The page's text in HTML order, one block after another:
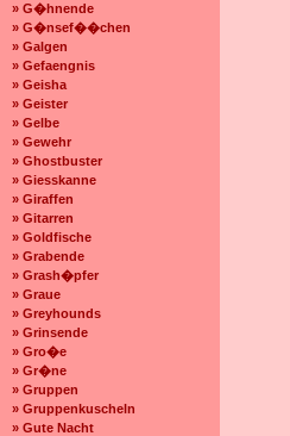
» G�hnende
» G�nsef��chen
» Galgen
» Gefaengnis
» Geisha
» Geister
» Gelbe
» Gewehr
» Ghostbuster
» Giesskanne
» Giraffen
» Gitarren
» Goldfische
» Grabende
» Grash�pfer
» Graue
» Greyhounds
» Grinsende
» Gro�e
» Gr�ne
» Gruppen
» Gruppenkuscheln
» Gute Nacht